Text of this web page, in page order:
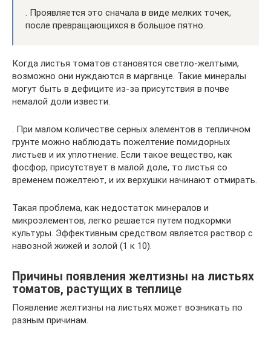
. Проявляется это сначала в виде мелких точек,
после превращающихся в большое пятно.
Когда листья томатов становятся светло-желтыми,
возможно они нуждаются в марганце. Такие минералы
могут быть в дефиците из-за присутствия в почве
немалой доли извести.
. При малом количестве серных элементов в тепличном
грунте можно наблюдать пожелтение помидорных
листьев и их уплотнение. Если такое вещество, как
фосфор, присутствует в малой доле, то листья со
временем пожелтеют, и их верхушки начинают отмирать.
Такая проблема, как недостаток минералов и
микроэлементов, легко решается путем подкормки
культуры. Эффективным средством является раствор с
навозной жижей и золой (1 к 10).
Причины появления желтизны на листьях
томатов, растущих в теплице
Появление желтизны на листьях может возникать по
разным причинам.